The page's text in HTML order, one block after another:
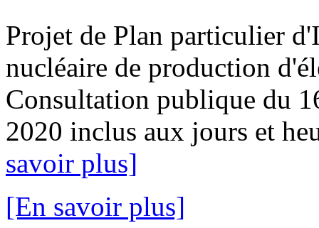
Projet de Plan particulier
nucléaire de production
Consultation publique du
2020 inclus aux jours et
savoir plus]
[En savoir plus]